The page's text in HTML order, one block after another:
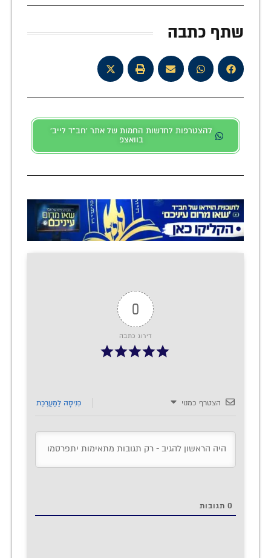
שתף כתבה
להצטרפות לחדשות החמות של אתר 'חב"ד לייב'
בוואצפ
0
דירוג כתבה
הצטרף כמנוי כְּנִיסָה לַמַעֲרֶכֶת
0 תגובות